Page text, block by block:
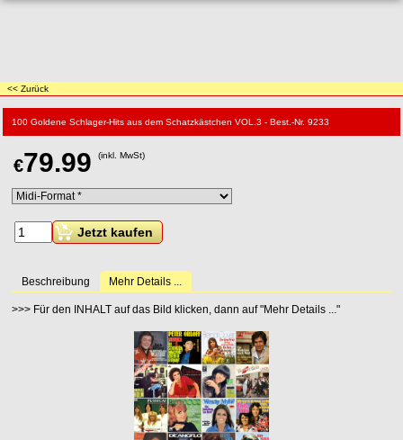
<< Zurück
100 Goldene Schlager-Hits aus dem Schatzkästchen VOL.3 - Best.-Nr. 9233
€79.99 (inkl. MwSt)
Jetzt kaufen
Beschreibung Mehr Details ...
>>> Für den INHALT auf das Bild klicken, dann auf "Mehr Details ..."